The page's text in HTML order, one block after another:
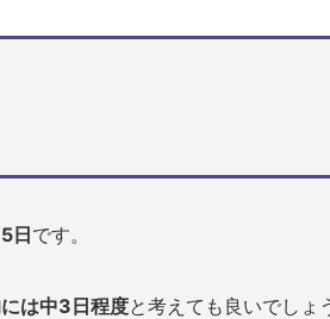
日です。
は中3日程度と考えても良いでしょ